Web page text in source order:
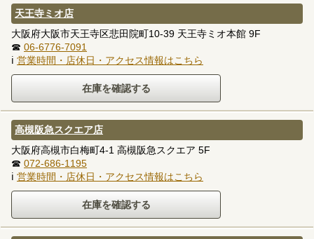
天王寺ミオ店
大阪府大阪市天王寺区悲田院町10-39 天王寺ミオ本館 9F
☎ 06-6776-7091
ℹ 営業時間・店休日・アクセス情報はこちら
高槻阪急スクエア店
大阪府高槻市白梅町4-1 高槻阪急スクエア 5F
☎ 072-686-1195
ℹ 営業時間・店休日・アクセス情報はこちら